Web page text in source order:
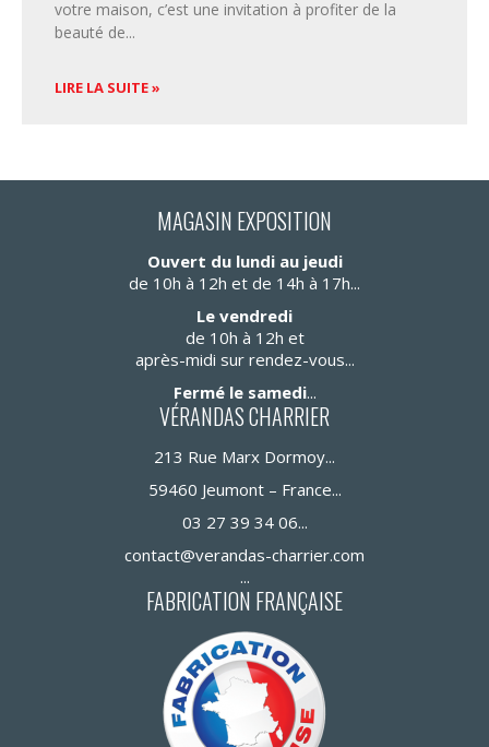
votre maison, c’est une invitation à profiter de la
beauté de
LIRE LA SUITE »
MAGASIN EXPOSITION
Ouvert du lundi au jeudi
de 10h à 12h et de 14h à 17h
Le vendredi
de 10h à 12h et
après-midi sur rendez-vous
Fermé le samedi
VÉRANDAS CHARRIER
213 Rue Marx Dormoy
59460 Jeumont – France
03 27 39 34 06
contact@verandas-charrier.com
FABRICATION FRANÇAISE